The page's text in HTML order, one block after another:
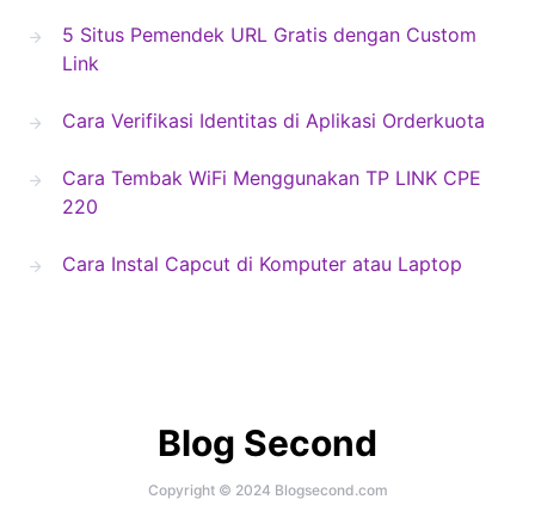
5 Situs Pemendek URL Gratis dengan Custom
Link
Cara Verifikasi Identitas di Aplikasi Orderkuota
Cara Tembak WiFi Menggunakan TP LINK CPE
220
Cara Instal Capcut di Komputer atau Laptop
Blog Second
Copyright © 2024 Blogsecond.com